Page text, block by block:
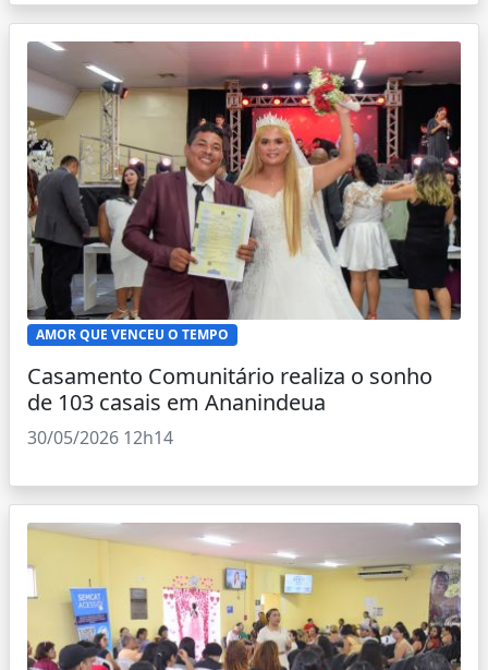
AMOR QUE VENCEU O TEMPO
Casamento Comunitário realiza o sonho
de 103 casais em Ananindeua
30/05/2026 12h14